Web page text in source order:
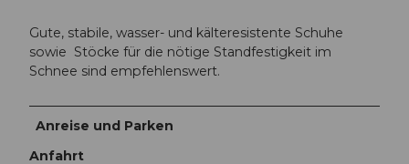
Gute, stabile, wasser- und kälteresistente Schuhe
sowie Stöcke für die nötige Standfestigkeit im
Schnee sind empfehlenswert.
Anreise und Parken
Anfahrt